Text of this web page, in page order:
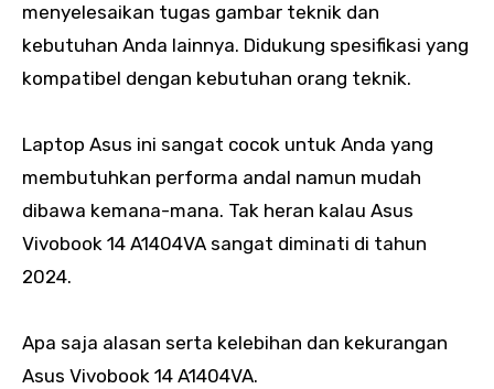
menyelesaikan tugas gambar teknik dan
kebutuhan Anda lainnya. Didukung spesifikasi yang
kompatibel dengan kebutuhan orang teknik.
Laptop Asus ini sangat cocok untuk Anda yang
membutuhkan performa andal namun mudah
dibawa kemana-mana. Tak heran kalau Asus
Vivobook 14 A1404VA sangat diminati di tahun
2024.
Apa saja alasan serta kelebihan dan kekurangan
Asus Vivobook 14 A1404VA.